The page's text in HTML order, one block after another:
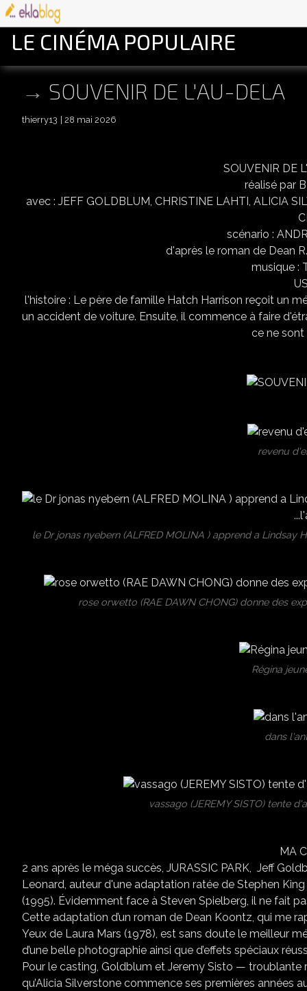
LE CINÉMA POPULAIRE
SOUVENIR DE L'AU-DELA
thierry13 28 mai 2026
SOUVENIR DE
réalisé par
avec : JEFF GOLDBLUM, CHRISTINE LAHTI, ALICIA
scénario :
d'après le roman de Dean
musique :
l'histoire : Le père de famille Hatch Harrison reçoit un
un accident de voiture. Ensuite, il commence à faire
ce ne sont
revenu
le Dr jonas nyebern (ALFRED MOLINA ) apprend a Lindsay
rose orwetto (RAE DAWN CHONG) donne des
Régina
dans
vassago (JEREMY SISTO) tente
MA
2 ans après le méga succès, JURASSIC PARK, Jeff
Leonard, auteur d'une adaptation ratée de Stephen
(1995). Évidemment face à Steven Spielberg, il ne fait
Cette adaptation d’un roman de Dean Koontz, qui me
Yeux de Laura Mars (1978), est sans doute le meilleur
d’une belle photographie ainsi que d’effets spéciaux
Pour le casting, Goldblum et Jeremy Sisto —
qu’Alicia Silverstone commence ses premières années